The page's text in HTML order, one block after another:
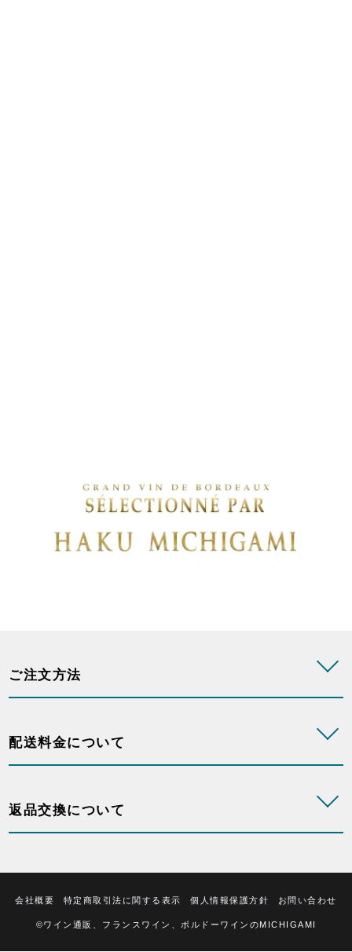
ご注文方法
配送料金について
返品交換について
会社概要 特定商取引法に関する表示 個人情報保護方針 お問い合わせ
©ワイン通販、フランスワイン、ボルドーワインのMICHIGAMI